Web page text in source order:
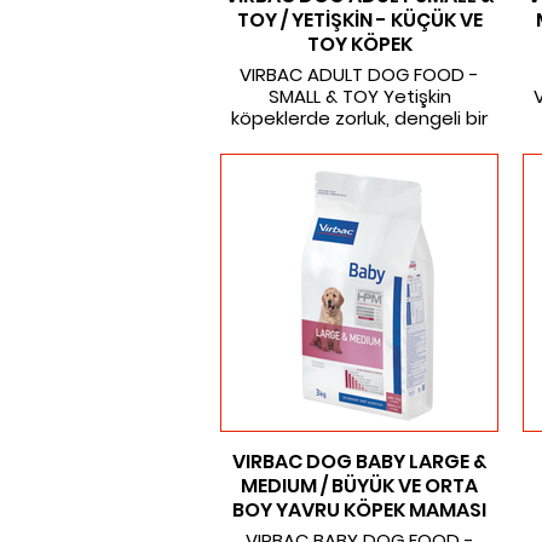
TOY / YETİŞKİN - KÜÇÜK VE
TOY KÖPEK
VIRBAC ADULT DOG FOOD -
SMALL & TOY Yetişkin
köpeklerde zorluk, dengeli bir
seviyeleri aracılığıyla ideal
vücut ağırlığını ve yapısını
korumaktır. VETERINARY HPM®,
yetişkin köpeğinizin özel
ihtiyaçlarına yanıt verir.
10 aylıktan büyük, küçük ırk (<10
kg) köpekler
İdeal vücut ağırlığı
Ağız ve diş sağlığının
korunmasına yardımcı olur.
Üriner sistem sağlığı ve sağlıklı
böbrek fonksiyonu
MEVCUT AMBALAJLAR:
VIRBAC DOG BABY LARGE &
MEDIUM / BÜYÜK VE ORTA
BOY YAVRU KÖPEK MAMASI